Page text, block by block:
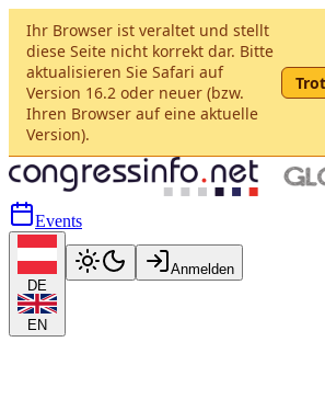
Ihr Browser ist veraltet und stellt
diese Seite nicht korrekt dar. Bitte
aktualisieren Sie Safari auf
Version 16.2 oder neuer (bzw.
Ihren Browser auf eine aktuelle
Version).
Events
DE
EN
Anmelden